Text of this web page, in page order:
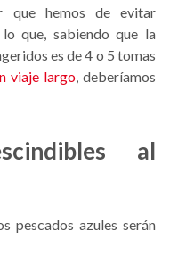
que hemos de evitar
que, sabiendo que la
es de 4 o 5 tomas
viaje largo, deberíamos
al
pescados azules serán